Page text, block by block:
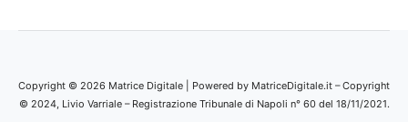
Copyright © 2026 Matrice Digitale | Powered by MatriceDigitale.it – Copyright
© 2024, Livio Varriale – Registrazione Tribunale di Napoli n° 60 del 18/11/2021.